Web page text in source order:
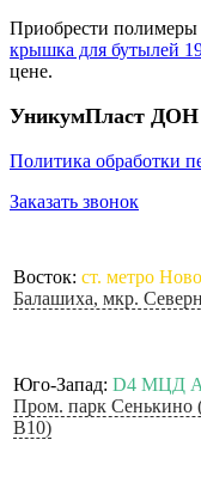
Приобрести полимеры
крышка для бутылей
цене.
УникумПласт ДОН
Политика обработки
Заказать звонок
Восток: ст. метро
Балашиха, мкр.
Юго-Запад: D4 МЦД
Пром. парк Сенькино
B10)